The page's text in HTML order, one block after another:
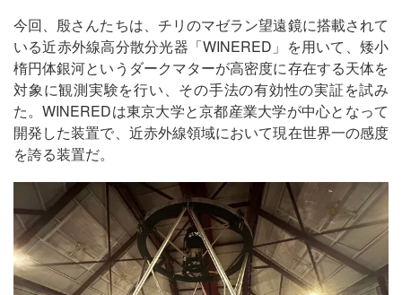
今回、殷さんたちは、チリのマゼラン望遠鏡に搭載されて
いる近赤外線高分散分光器「WINERED」を用いて、矮小
楕円体銀河というダークマターが高密度に存在する天体を
対象に観測実験を行い、その手法の有効性の実証を試み
た。WINEREDは東京大学と京都産業大学が中心となって
開発した装置で、近赤外線領域において現在世界一の感度
を誇る装置だ。